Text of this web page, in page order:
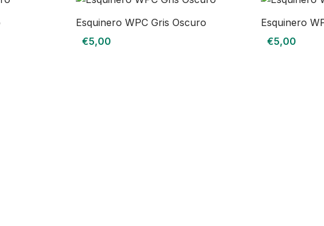
Esquinero WPC Gris Oscuro
€5,00
Esquinero
€5,00